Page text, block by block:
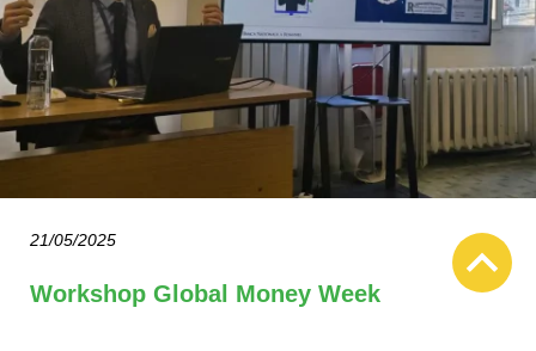
Workshop Global Money Week
21/05/2025